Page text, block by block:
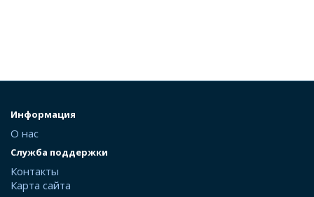
Информация
О нас
Служба поддержки
Контакты
Карта сайта